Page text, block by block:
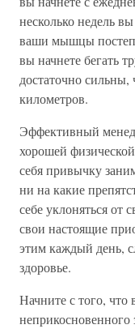
несколько недель
ваши мышцы
вы начнете бегать
достаточно сильны,
километров.
Эффективный
хорошей
себя привычку
ни на какие
себе уклоняться от
свои настоящие
этим каждый день,
здоровье.
Начните с того, что